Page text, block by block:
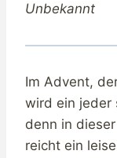
Unbekannt
Im Advent,
wird ein jeder
denn in
reicht ein